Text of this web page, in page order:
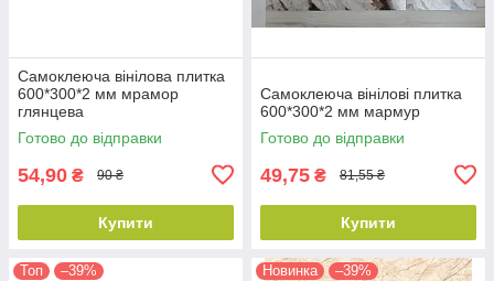
Самоклеюча вінілова плитка
600*300*2 мм мрамор
глянцева
Готово до відправки
54,90 ₴ 90 ₴
Купити
Самоклеюча вінілові плитка
600*300*2 мм мармур
Готово до відправки
49,75 ₴ 81,55 ₴
Купити
Топ –39% Новинка –39%